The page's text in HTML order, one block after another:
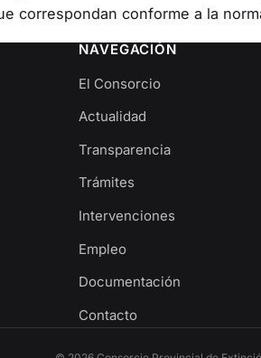
correspondan conforme a la
NAVEGACIÓN
El Consorcio
Actualidad
Transparencia
Trámites
Intervenciones
Empleo
Documentación
Contacto